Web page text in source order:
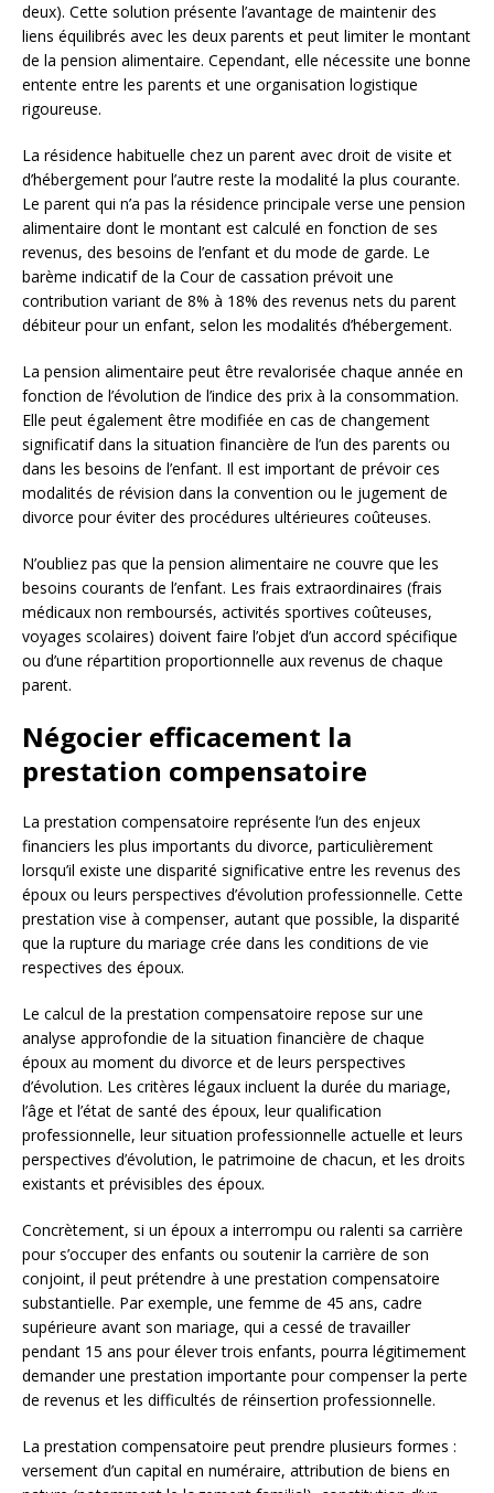
deux). Cette solution présente l’avantage de maintenir des
liens équilibrés avec les deux parents et peut limiter le montant
de la pension alimentaire. Cependant, elle nécessite une bonne
entente entre les parents et une organisation logistique
rigoureuse.
La résidence habituelle chez un parent avec droit de visite et
d’hébergement pour l’autre reste la modalité la plus courante.
Le parent qui n’a pas la résidence principale verse une pension
alimentaire dont le montant est calculé en fonction de ses
revenus, des besoins de l’enfant et du mode de garde. Le
barème indicatif de la Cour de cassation prévoit une
contribution variant de 8% à 18% des revenus nets du parent
débiteur pour un enfant, selon les modalités d’hébergement.
La pension alimentaire peut être revalorisée chaque année en
fonction de l’évolution de l’indice des prix à la consommation.
Elle peut également être modifiée en cas de changement
significatif dans la situation financière de l’un des parents ou
dans les besoins de l’enfant. Il est important de prévoir ces
modalités de révision dans la convention ou le jugement de
divorce pour éviter des procédures ultérieures coûteuses.
N’oubliez pas que la pension alimentaire ne couvre que les
besoins courants de l’enfant. Les frais extraordinaires (frais
médicaux non remboursés, activités sportives coûteuses,
voyages scolaires) doivent faire l’objet d’un accord spécifique
ou d’une répartition proportionnelle aux revenus de chaque
parent.
Négocier efficacement la
prestation compensatoire
La prestation compensatoire représente l’un des enjeux
financiers les plus importants du divorce, particulièrement
lorsqu’il existe une disparité significative entre les revenus des
époux ou leurs perspectives d’évolution professionnelle. Cette
prestation vise à compenser, autant que possible, la disparité
que la rupture du mariage crée dans les conditions de vie
respectives des époux.
Le calcul de la prestation compensatoire repose sur une
analyse approfondie de la situation financière de chaque
époux au moment du divorce et de leurs perspectives
d’évolution. Les critères légaux incluent la durée du mariage,
l’âge et l’état de santé des époux, leur qualification
professionnelle, leur situation professionnelle actuelle et leurs
perspectives d’évolution, le patrimoine de chacun, et les droits
existants et prévisibles des époux.
Concrètement, si un époux a interrompu ou ralenti sa carrière
pour s’occuper des enfants ou soutenir la carrière de son
conjoint, il peut prétendre à une prestation compensatoire
substantielle. Par exemple, une femme de 45 ans, cadre
supérieure avant son mariage, qui a cessé de travailler
pendant 15 ans pour élever trois enfants, pourra légitimement
demander une prestation importante pour compenser la perte
de revenus et les difficultés de réinsertion professionnelle.
La prestation compensatoire peut prendre plusieurs formes :
versement d’un capital en numéraire, attribution de biens en